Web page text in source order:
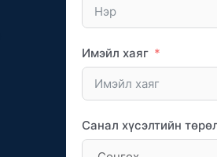
Имэйл хаяг
Санал хүсэлтийн